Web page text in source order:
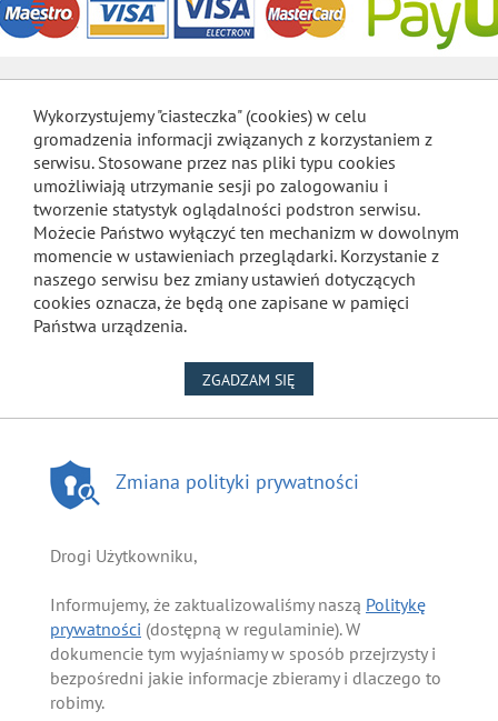
Wykorzystujemy "ciasteczka" (cookies) w celu
gromadzenia informacji związanych z korzystaniem z
serwisu. Stosowane przez nas pliki typu cookies
umożliwiają utrzymanie sesji po zalogowaniu i
tworzenie statystyk oglądalności podstron serwisu.
Możecie Państwo wyłączyć ten mechanizm w dowolnym
momencie w ustawieniach przeglądarki. Korzystanie z
naszego serwisu bez zmiany ustawień dotyczących
cookies oznacza, że będą one zapisane w pamięci
Państwa urządzenia.
ZGADZAM SIĘ
Zmiana polityki prywatności
Drogi Użytkowniku,
Informujemy, że zaktualizowaliśmy naszą Politykę
prywatności (dostępną w regulaminie). W
dokumencie tym wyjaśniamy w sposób przejrzysty i
bezpośredni jakie informacje zbieramy i dlaczego to
robimy.